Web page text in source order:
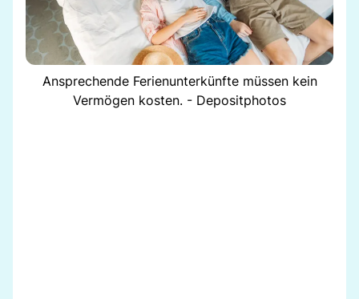
Ansprechende Ferienunterkünfte müssen kein
Vermögen kosten. - Depositphotos